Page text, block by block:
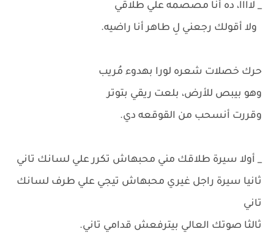
_ لاااا، ده أنا مصصمه علي طلاقي
ولا أقولك رجعني لِ طاهر أنا راضيه.
حرك خصلات شعره لورا بهدوء مُريب
وهو بيبص للأرض، بلعت ريقي بتوتر
وقررت أنسحب من القوقعه دي.
_ أولا سيرة طلاقك مني محبهاش تكرر علي لسانك تاني
ثانيا سيرة راجل غيري محبهاش تيجي علي طرف لسانك
تاني
ثالثا صوتك العالي بيترفعش قدامي تاني.